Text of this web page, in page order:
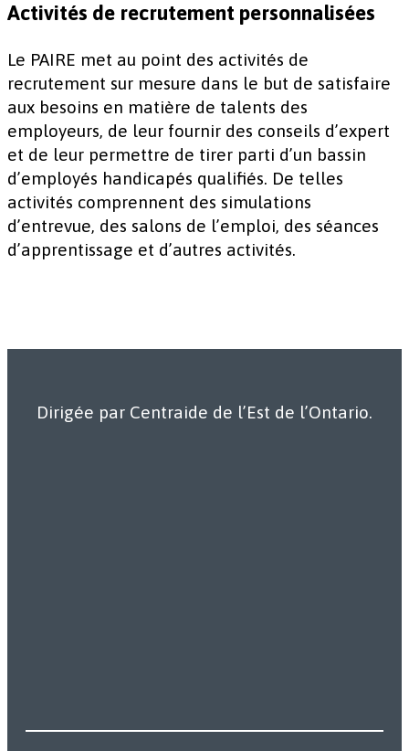
Activités de recrutement personnalisées
Le PAIRE met au point des activités de
recrutement sur mesure dans le but de satisfaire
aux besoins en matière de talents des
employeurs, de leur fournir des conseils d’expert
et de leur permettre de tirer parti d’un bassin
d’employés handicapés qualifiés. De telles
activités comprennent des simulations
d’entrevue, des salons de l’emploi, des séances
d’apprentissage et d’autres activités.
Dirigée par Centraide de l’Est de l’Ontario.